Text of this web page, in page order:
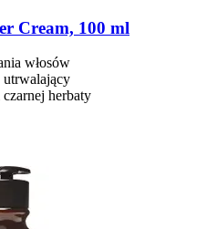
Cream, 100 ml
włosów
utrwalający
herbaty